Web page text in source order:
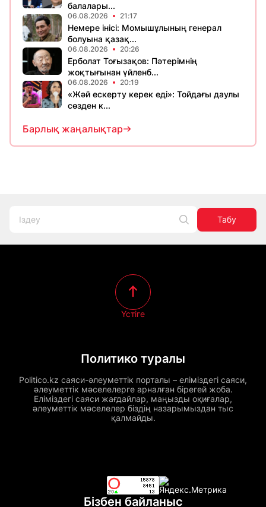
балалары...
06.08.2026 21:17
Немере інісі: Момышұлының генерал
болуына қазақ...
06.08.2026 20:26
Ерболат Тоғызақов: Пәтерімнің
жоқтығынан үйленб...
06.08.2026 20:19
«Жәй ескерту керек еді»: Тойдағы даулы
сөзден к...
Барлық жаңалықтар
Табу
Политико туралы
Politico.kz саяси-әлеуметтік порталы – еліміздегі саяси,
әлеуметтік мәселелерге арналған бірегей жоба.
Еліміздегі саяси жағдайлар, маңызды оқиғалар,
әлеуметтік мәселелер біздің назарымыздан тыс
қалмайды.
Үстіге
Бізбен байланыс